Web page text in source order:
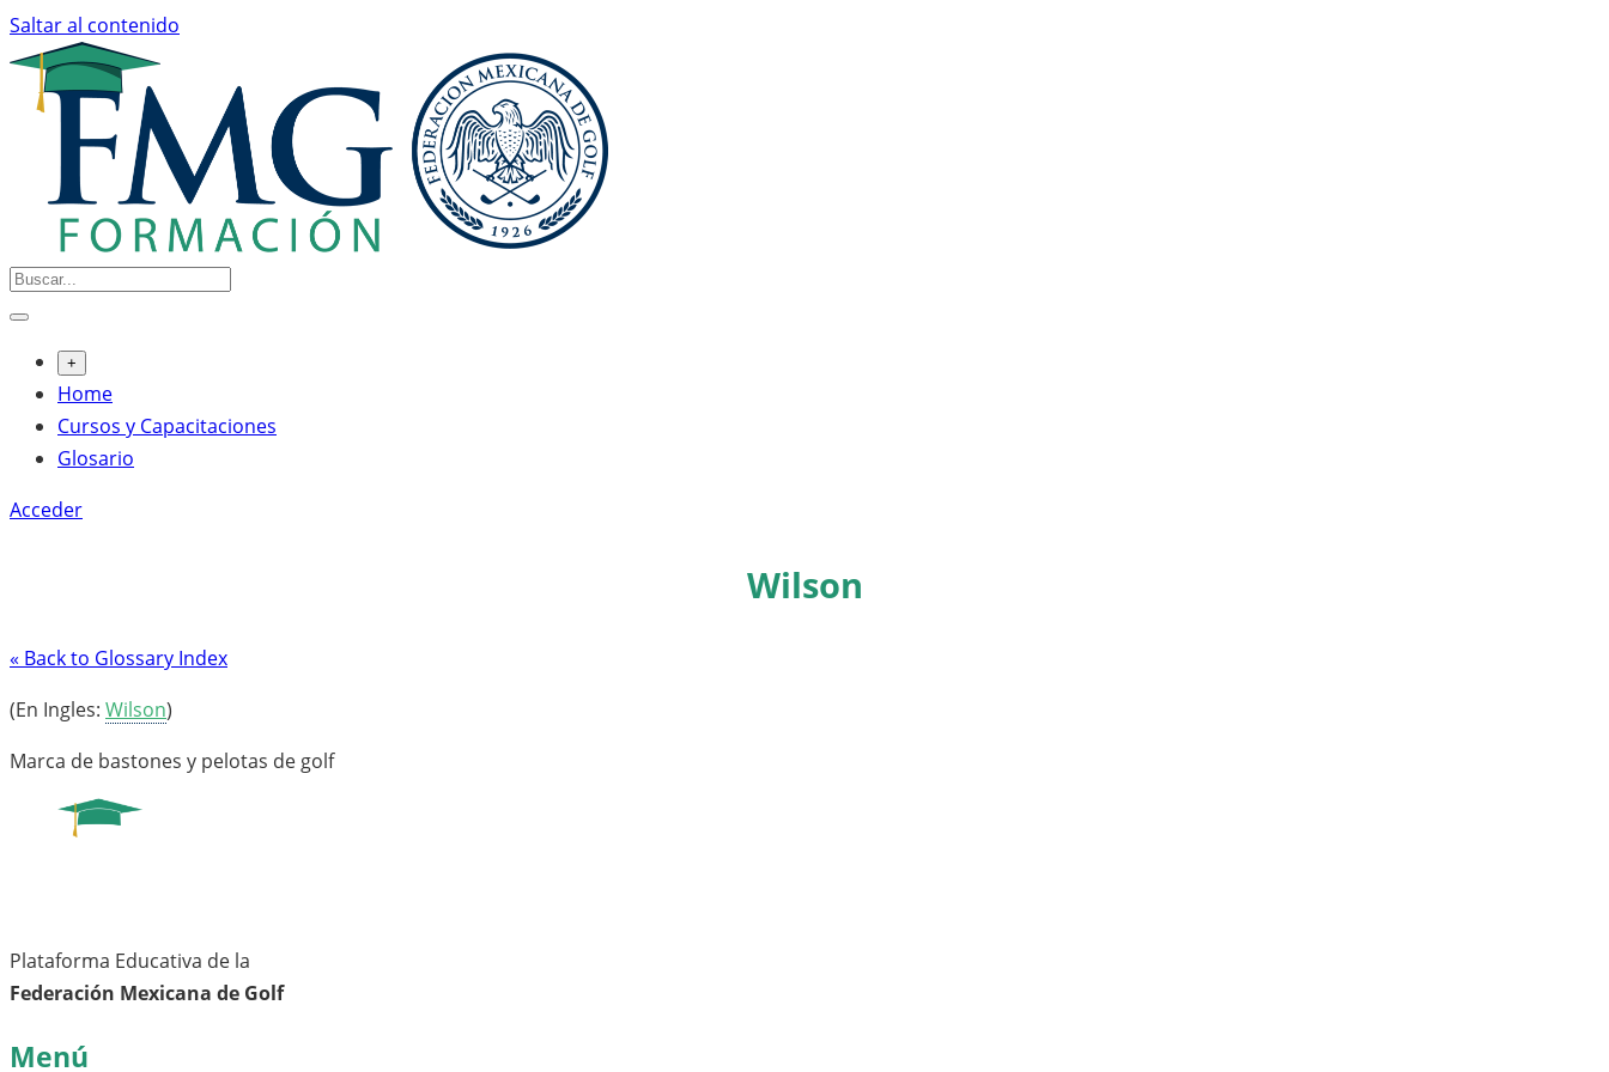
Saltar al contenido
+
Home
Cursos y Capacitaciones
Glosario
Acceder
Wilson
« Back to Glossary Index
(En Ingles: Wilson)
Marca de bastones y pelotas de golf
Plataforma Educativa de la
Federación Mexicana de Golf
Menú